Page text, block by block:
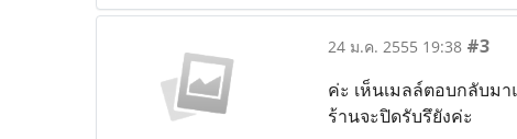
24 ม.ค. 2555 19:38 #3
ค่ะ เห็นเมลล์ตอบกลับม
ร้านจะปิดรับรึยังค่ะ